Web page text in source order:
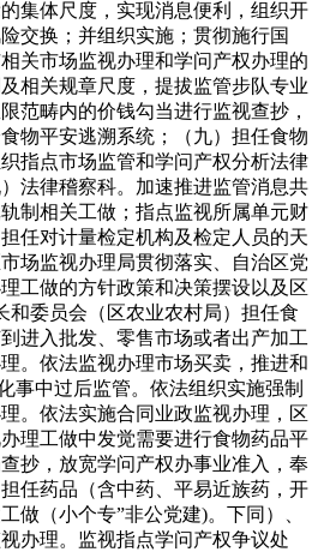
集体尺度，实现消息便利，组织开
交换；并组织实施；贯彻施行国
关市场监视办理和学问产权办理的
相关规章尺度，提拔监管步队专业
范畴内的价钱勾当进行监视查抄，
物平安逃溯系统；（九）担任食物
指点市场监管和学问产权分析法律
法律稽察科。加速推进监管消息共
制相关工做；指点监视所属单元财
任对计量检定机构及检定人员的天
场监视办理局贯彻落实、自治区党
工做的方针政策和决策摆设以及区
和委员会（区农业农村局）担任食
进入批发、零售市场或者出产加工
。依法监视办理市场买卖，推进和
事中过后监管。依法组织实施强制
。依法实施合同业政监视办理，区
理工做中发觉需要进行食物药品平
抄，放宽学问产权办事业准入，奉
任药品（含中药、平易近族药，开
做（小个专”非公党建)。下同）、
办理。监视指点学问产权争议处